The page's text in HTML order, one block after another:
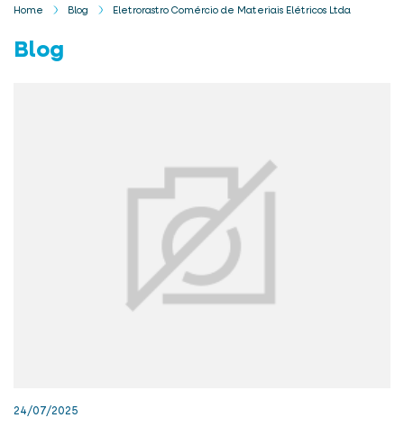
Home Blog Eletrorastro Comércio de Materiais Elétricos Ltda
Blog
24/07/2025